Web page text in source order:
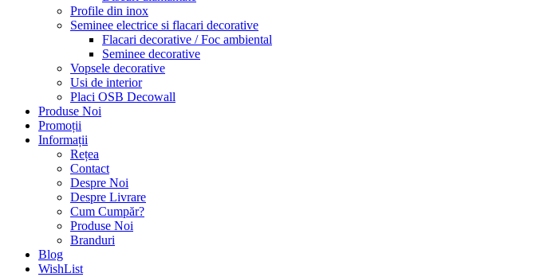
Profile din inox
Seminee electrice si flacari decorative
Flacari decorative / Foc ambiental
Seminee decorative
Vopsele decorative
Usi de interior
Placi OSB Decowall
Produse Noi
Promoții
Informații
Rețea
Contact
Despre Noi
Despre Livrare
Cum Cumpăr?
Produse Noi
Branduri
Blog
WishList